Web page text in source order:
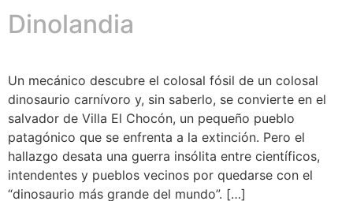
Dinolandia
Un mecánico descubre el colosal fósil de un colosal
dinosaurio carnívoro y, sin saberlo, se convierte en el
salvador de Villa El Chocón, un pequeño pueblo
patagónico que se enfrenta a la extinción. Pero el
hallazgo desata una guerra insólita entre científicos,
intendentes y pueblos vecinos por quedarse con el
“dinosaurio más grande del mundo”. […]